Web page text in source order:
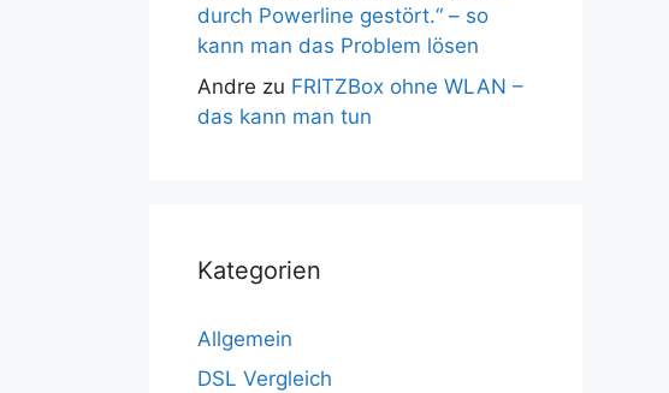
durch Powerline gestört.“ – so
kann man das Problem lösen
Andre zu FRITZBox ohne WLAN –
das kann man tun
Kategorien
Allgemein
DSL Vergleich